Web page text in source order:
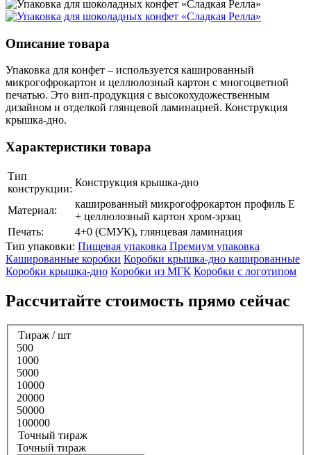
Описание товара
Упаковка для конфет – используется кашированный
микрогофрокартон и целлюлозный картон с многоцветной
печатью. Это вип-продукция с высокохудожественным
дизайном и отделкой глянцевой ламинацией. Конструкция
крышка-дно.
Характеристики товара
Тип
конструкции:
Конструкция крышка-дно
Материал:
кашированный микрогофрокартон профиль Е
+ целлюлозный картон хром-эрзац
Печать:
4+0 (СМУК), глянцевая ламинация
Тип упаковки: Пищевая упаковка Премиум упаковка
Кашированные коробки Коробки крышка-дно кашированные
Коробки крышка-дно Коробки из МГК Коробки с логотипом
Раcсчитайте стоимость прямо сейчас
Тираж / шт
500
1000
5000
10000
20000
50000
100000
Точный тираж
Точный тираж